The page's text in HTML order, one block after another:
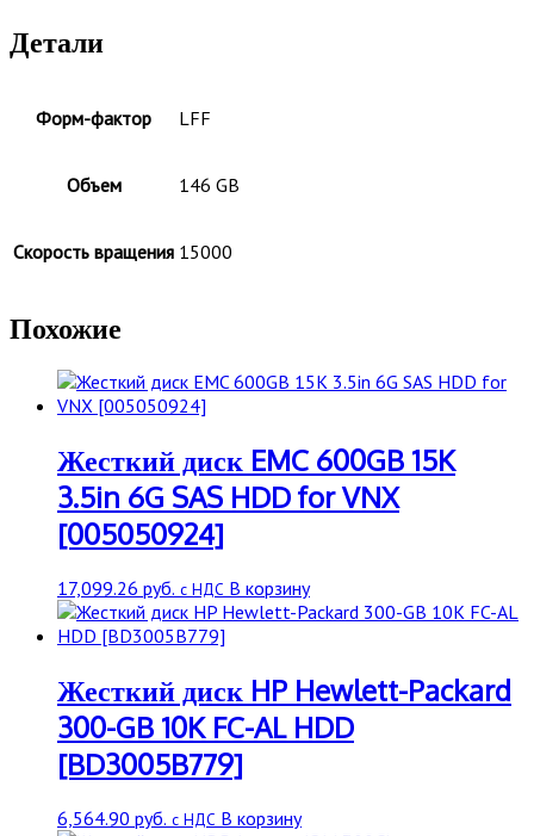
Детали
Форм-фактор LFF
Объем 146 GB
Скорость вращения 15000
Похожие
Жесткий диск EMC 600GB 15K
3.5in 6G SAS HDD for VNX
[005050924]
17,099.26 руб. с НДС В корзину
Жесткий диск HP Hewlett-Packard
300-GB 10K FC-AL HDD
[BD3005B779]
6,564.90 руб. с НДС В корзину